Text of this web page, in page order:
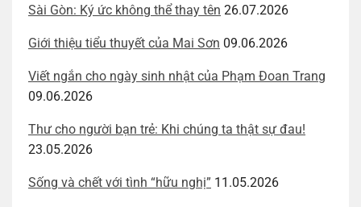
Sài Gòn: Ký ức không thể thay tên 26.07.2026
Giới thiệu tiểu thuyết của Mai Sơn 09.06.2026
Viết ngắn cho ngày sinh nhật của Phạm Đoan Trang
09.06.2026
Thư cho người bạn trẻ: Khi chúng ta thật sự đau!
23.05.2026
Sống và chết với tình “hữu nghị” 11.05.2026